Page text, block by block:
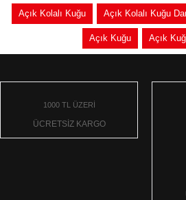
Açık Kolalı Kuğu Açık Kolalı Kuğu
Açık Kuğu Açık
1000 TL ÜZERİ
ÜCRETSİZ KARGO